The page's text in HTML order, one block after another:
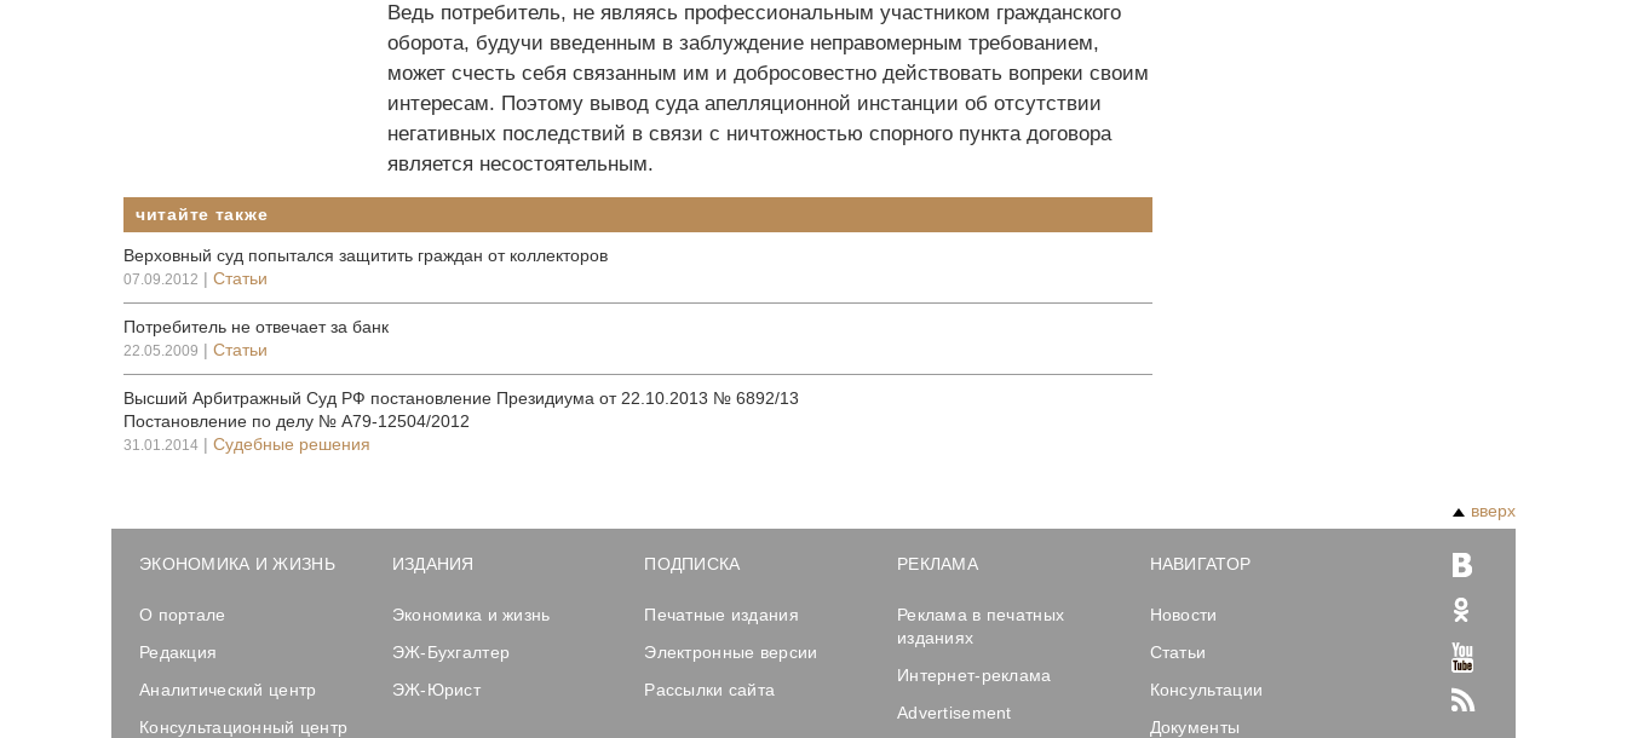
Ведь потребитель, не являясь профессиональным участником гражданского
оборота, будучи введенным в заблуждение неправомерным требованием,
может счесть себя связанным им и добросовестно действовать вопреки своим
интересам. Поэтому вывод суда апелляционной инстанции об отсутствии
негативных последствий в связи с ничтожностью спорного пункта договора
является несостоя­тельным.
читайте также
Верховный суд попытался защитить граждан от коллекторов
07.09.2012 | Статьи
Потребитель не отвечает за банк
22.05.2009 | Статьи
Высший Арбитражный Суд РФ постановление Президиума от 22.10.2013 № 6892/13
Постановление по делу № А79-12504/2012
31.01.2014 | Судебные решения
вверх
ЭКОНОМИКА И ЖИЗНЬ
О портале
Редакция
Аналитический центр
Консультационный центр
ИЗДАНИЯ
Экономика и жизнь
ЭЖ-Бухгалтер
ЭЖ-Юрист
ПОДПИСКА
Печатные издания
Электронные версии
Рассылки сайта
РЕКЛАМА
Реклама в печатных
изданиях
Интернет-реклама
Advertisement
НАВИГАТОР
Новости
Статьи
Консультации
Документы